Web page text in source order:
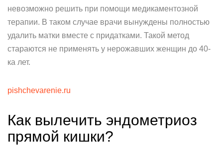
невозможно решить при помощи медикаментозной
терапии. В таком случае врачи вынуждены полностью
удалить матки вместе с придатками. Такой метод
стараются не применять у нерожавших женщин до 40-
ка лет.
pishchevarenie.ru
Как вылечить эндометриоз
прямой кишки?